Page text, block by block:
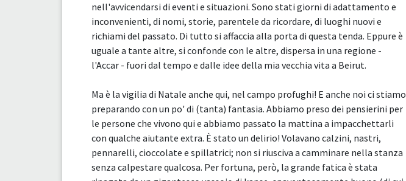
nell'avvicendarsi di eventi e situazioni. Sono stati giorni di adattamento e
inconvenienti, di nomi, storie, parentele da ricordare, di luoghi nuovi e
richiami del passato. Di tutto si affaccia alla porta di questa tenda. Eppure è
uguale a tante altre, si confonde con le altre, dispersa in una regione -
l'Accar - fuori dal tempo e dalle idee della mia vecchia vita a Beirut.
Ma è la vigilia di Natale anche qui, nel campo profughi! E anche noi ci stiamo
preparando con un po' di (tanta) fantasia. Abbiamo preso dei pensierini per
le persone che vivono qui e abbiamo passato la mattina a impacchettarli
con qualche aiutante extra. È stato un delirio! Volavano calzini, nastri,
pennarelli, cioccolate e spillatrici; non si riusciva a camminare nella stanza
senza calpestare qualcosa. Per fortuna, però, la grande fatica è stata